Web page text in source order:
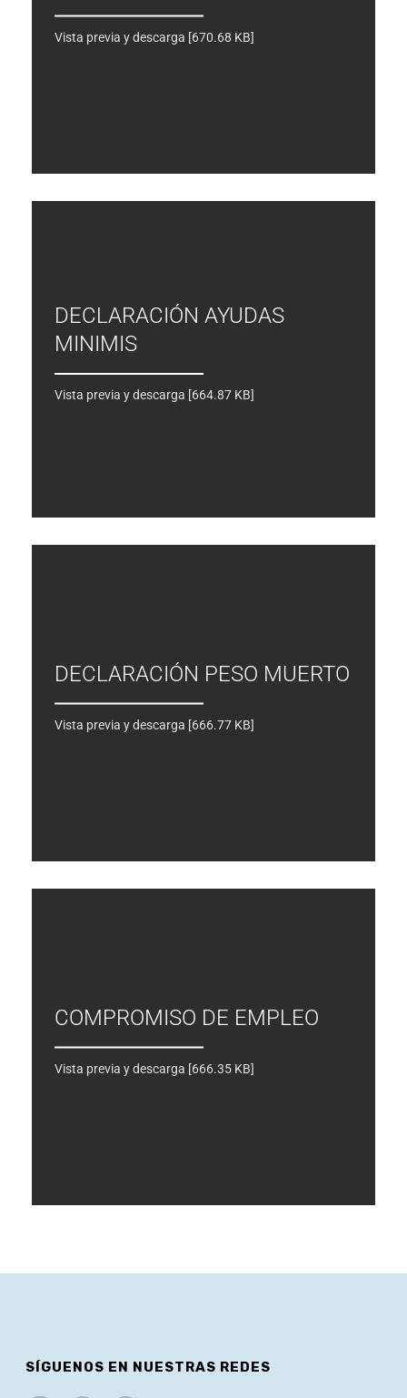
Vista previa y descarga [670.68 KB]
DECLARACIÓN AYUDAS
MINIMIS
Vista previa y descarga [664.87 KB]
DECLARACIÓN PESO MUERTO
Vista previa y descarga [666.77 KB]
COMPROMISO DE EMPLEO
Vista previa y descarga [666.35 KB]
SÍGUENOS EN NUESTRAS REDES